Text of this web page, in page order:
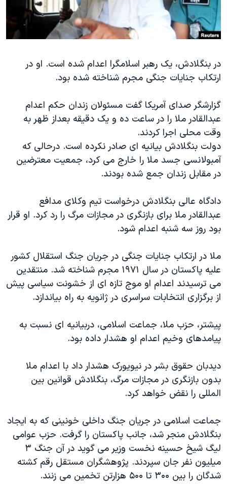
فرهنگ و زندگی
حقوق شهروندی
علم و فناوری
اسرائیل در جنگ
گالری عکس
آرشیو پخش زنده
مستندها
انتخابات ریاست جمهوری آمریکا ۲۰۲۴
رمز مهسا
ورزش زنان در ایران
اعتراضات زن، زندگی، آزادی
مجموعه مستندهای دادخواهی
تریبونال مردمی آبان ۹۸
دادگاه حمید نوری
چهل سال گروگان‌گیری
اعتراضات مردمی آبان ۹۸
اسرائیل در جنگ
همایش محافظه‌کاران آمریکا «سی‌پک»
صفحه‌های ویژه
سفر پرزیدنت ترامپ به چین
دنبال کنید
زبانهای مختلف
در بنگلادش، یک رهبر اسلامگرا اعدام شده است. او در
ارتکاب جنایات جنگی مجرم شناخته شده بود.
گزارشگر صدای آمریکا گفت مسئولان زندان حکم اعدام
عبدالقادر ملا را در ساعت ده و یک دقیقه بعداز ظهر به
وقت محلی اجرا کردند.
دولت بنگلادش بیانیه ای صادر نکرده است. درحالی که
آمبولانسی جسد ملا را خارج می کرد، جمعیت معترضین
در مقابل زندان جمع شده بودند.
دادگاه عالی بنگلادش درخواست تیم وکلای مدافع
عبدالقادر ملا برای بازنگری در مجازات مرگ را رد کرد. او قرار
بود روز سه شنبه اعدام شود.
ملا در ارتکاب جنایات جنگی در جریان جنگ استقلال کشور
علیه پاکستان در سال ۱۹۷۱ مجرم شناخته شد. منتقدین
می ترسیدند اعدام او موج تازه ای از خشونت سیاسی پیش
از برگزاری انتخابات سراسری در ژانویه به راه بیاندازد.
پیشتر، حزب ملا، جماعت اسلامی، دربیانیه ای نسبت به
پیامدهای وخیم اعدام او هشدار داده بود.
دیدبان حقوق بشر در نیویورک هشدار داد با اعدام ملا
بدون بازنگری در مجازات مرگ، بنگلادش قوانین بین
المللی را نقض خواهد کرد.
جماعت اسلامی در جریان جنگ داخلی خونینی که به ایجاد
بنگلادش منجر شد، جانب پاکستان را گرفت. حزب عوامی
لیگ شیخ حسینه نخست وزیر می گوید در آن جنگ ۳
میلیون نفر جان سپردند. پژوهشگران مستقل رقم کشته
شدگان را بین ۳۰۰ تا ۵۰۰ هزارتن تخمین می زنند.